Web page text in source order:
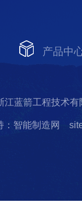
产品中
江蓝箭工程技术有
：智能制造网